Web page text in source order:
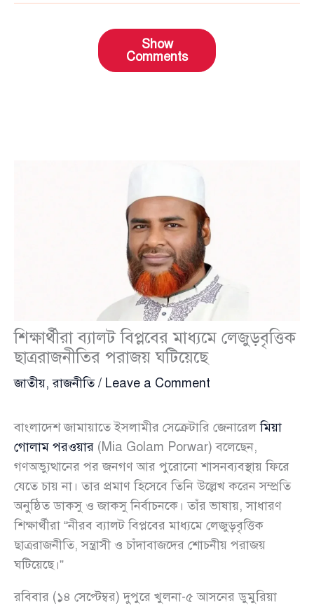
Show
Comments
শিক্ষার্থীরা ব্যালট বিপ্লবের মাধ্যমে লেজুড়বৃত্তিক
ছাত্ররাজনীতির পরাজয় ঘটিয়েছে
জাতীয়,রাজনীতি/ Leave a Comment
বাংলাদেশ জামায়াতে ইসলামীর সেক্রেটারি জেনারেলমিয়া
গোলাম পরওয়ার (Mia Golam Porwar) বলেছেন,
গণঅভ্যুত্থানের পর জনগণ আর পুরোনো শাসনব্যবস্থায় ফিরে
যেতে চায় না। তার প্রমাণ হিসেবে তিনি উল্লেখ করেন সম্প্রতি
অনুষ্ঠিত ডাকসু ও জাকসু নির্বাচনকে। তাঁর ভাষায়, সাধারণ
শিক্ষার্থীরা “নীরব ব্যালট বিপ্লবের মাধ্যমে লেজুড়বৃত্তিক
ছাত্ররাজনীতি, সন্ত্রাসী ও চাঁদাবাজদের শোচনীয় পরাজয়
ঘটিয়েছে।”
রবিবার (১৪ সেপ্টেম্বর) দুপুরে খুলনা-৫ আসনের ডুমুরিয়া